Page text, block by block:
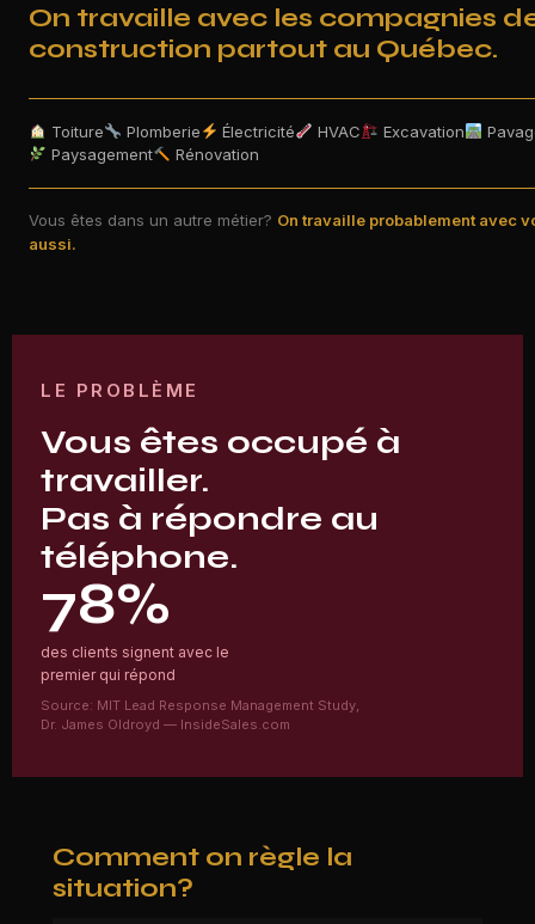
On travaille avec les compagnies
construction partout au Québec.
Toiture Plomberie Électricité HVAC Excavation
Paysagement
Rénovation
Vous êtes dans un autre métier? On travaille probablement avec
aussi.
LE PROBLÈME
Vous êtes occupé à
travailler.
Pas à répondre au
téléphone.
78%
des clients signent avec le
premier qui répond
Source: MIT Lead Response Management Study,
Dr. James Oldroyd — InsideSales.com
Comment on règle la
situation?